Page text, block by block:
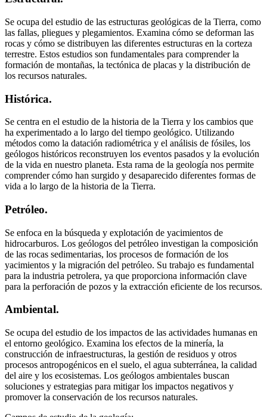
Se ocupa del estudio de las estructuras geológicas de la Tierra, como
las fallas, pliegues y plegamientos. Examina cómo se deforman las
rocas y cómo se distribuyen las diferentes estructuras en la corteza
terrestre. Estos estudios son fundamentales para comprender la
formación de montañas, la tectónica de placas y la distribución de
los recursos naturales.
Histórica.
Se centra en el estudio de la historia de la Tierra y los cambios que
ha experimentado a lo largo del tiempo geológico. Utilizando
métodos como la datación radiométrica y el análisis de fósiles, los
geólogos históricos reconstruyen los eventos pasados y la evolución
de la vida en nuestro planeta. Esta rama de la geología nos permite
comprender cómo han surgido y desaparecido diferentes formas de
vida a lo largo de la historia de la Tierra.
Petróleo.
Se enfoca en la búsqueda y explotación de yacimientos de
hidrocarburos. Los geólogos del petróleo investigan la composición
de las rocas sedimentarias, los procesos de formación de los
yacimientos y la migración del petróleo. Su trabajo es fundamental
para la industria petrolera, ya que proporciona información clave
para la perforación de pozos y la extracción eficiente de los recursos.
Ambiental.
Se ocupa del estudio de los impactos de las actividades humanas en
el entorno geológico. Examina los efectos de la minería, la
construcción de infraestructuras, la gestión de residuos y otros
procesos antropogénicos en el suelo, el agua subterránea, la calidad
del aire y los ecosistemas. Los geólogos ambientales buscan
soluciones y estrategias para mitigar los impactos negativos y
promover la conservación de los recursos naturales.